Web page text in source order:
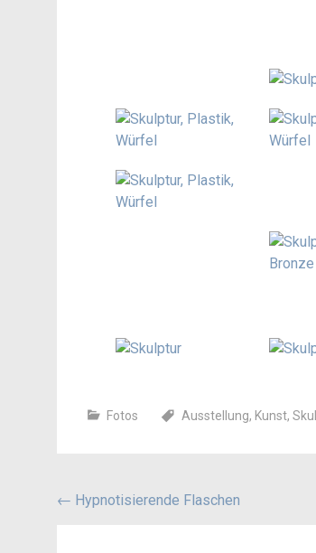
Fotos Ausstellung, Kunst,
Beitragsnavigation
← Hypnotisierende Flaschen